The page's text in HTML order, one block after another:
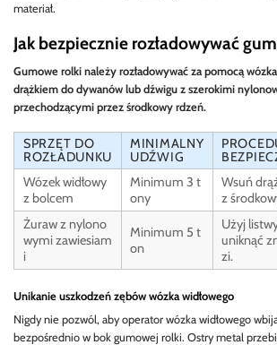
materiał.
Jak bezpiecznie rozładowywać
Gumowe rolki należy rozładowywać za pomocą
drążkiem do dywanów lub dźwigu z szerokimi
przechodzącymi przez środkowy rdzeń.
SPRZĘT DO
ROZŁADUNKU
MINIMALNY
UDŹWIG
Wózek widłowy
z bolcem
Minimum 3 t
ony
Wsuń
z
Żuraw z nylono
wymi zawiesiam
i
Minimum 5 t
on
Użyj
uniknąć
zi.
Unikanie uszkodzeń zębów wózka widłowego
Nigdy nie pozwól, aby operator wózka widłowego
bezpośrednio w bok gumowej rolki. Ostry metal